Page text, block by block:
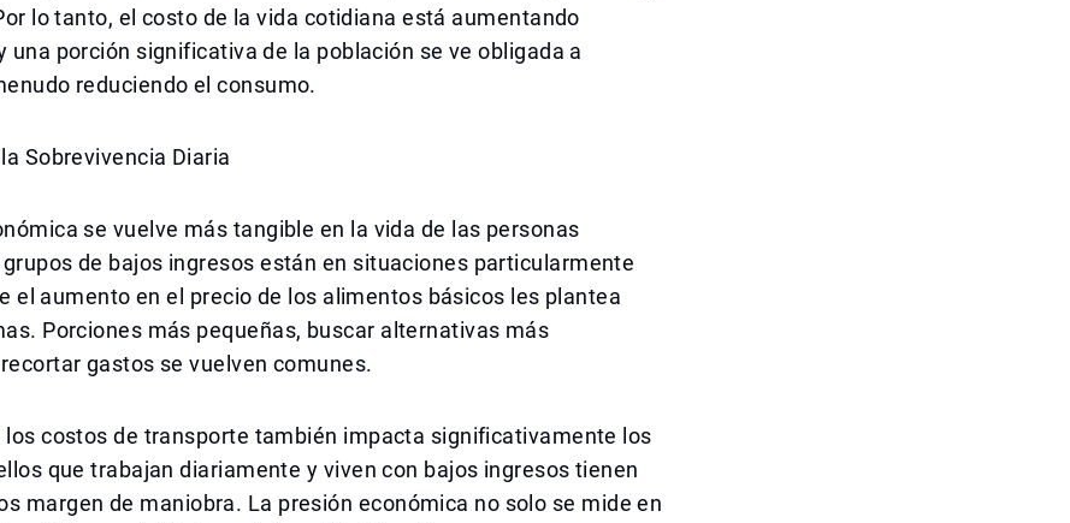
lo tanto, el costo de la vida cotidiana está aumentando
una porción significativa de la población se ve obligada a
reduciendo el consumo.
Sobrevivencia Diaria
se vuelve más tangible en la vida de las personas
de bajos ingresos están en situaciones particularmente
el aumento en el precio de los alimentos básicos les plantea
Porciones más pequeñas, buscar alternativas más
gastos se vuelven comunes.
los costos de transporte también impacta significativamente los
que trabajan diariamente y viven con bajos ingresos tienen
margen de maniobra. La presión económica no solo se mide en